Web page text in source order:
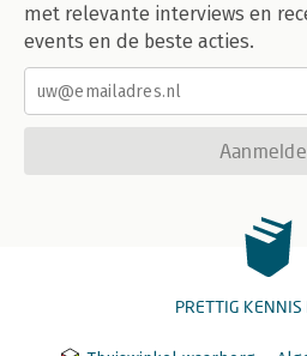
met relevante interviews en
events en de beste acties.
PRETTIG